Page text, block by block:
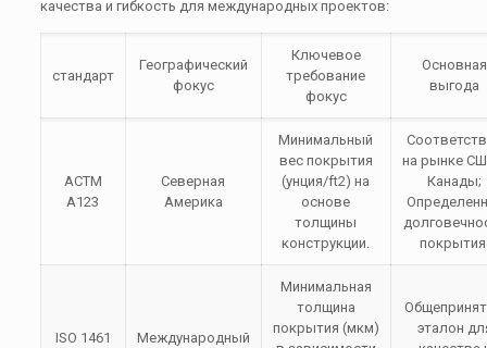
качества и гибкость для международных проектов:
стандарт
Географический
фокус
Ключевое
требование
фокус
Основная
выгода
АСТМ
А123
Северная
Америка
Минимальный
вес покрытия
(унция/ft2) на
основе
толщины
конструкции.
на рынке
Канады;
ISO 1461 Международный
Минимальная
толщина
покрытия (мкм)
эталон